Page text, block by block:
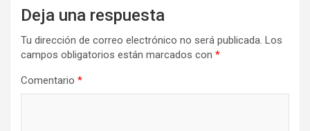
Deja una respuesta
Tu dirección de correo electrónico no será publicada. Los
campos obligatorios están marcados con *
Comentario *